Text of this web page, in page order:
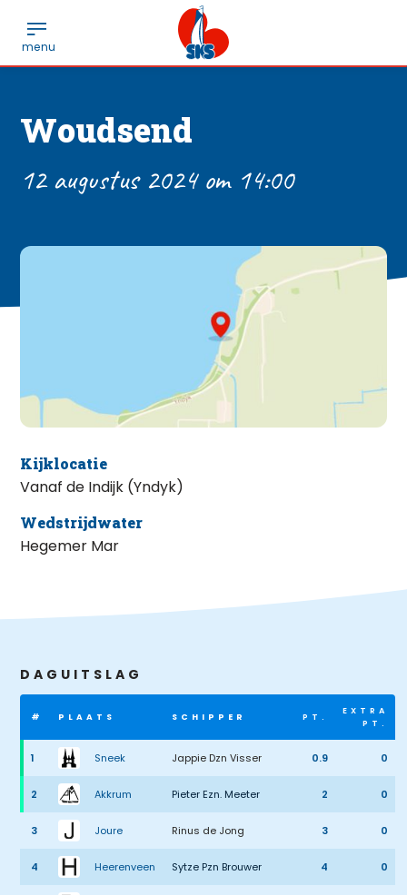
Woudsend
12 augustus 2024 om 14:00
Kijklocatie
Vanaf de Indijk (Yndyk)
Wedstrijdwater
Hegemer Mar
DAGUITSLAG
# PLAATS SCHIPPER PT.
EXTRA
PT.
1 Sneek Jappie Dzn Visser 0.9 0
2 Akkrum Pieter Ezn. Meeter 2 0
3 Joure Rinus de Jong 3 0
4 Heerenveen Sytze Pzn Brouwer 4 0